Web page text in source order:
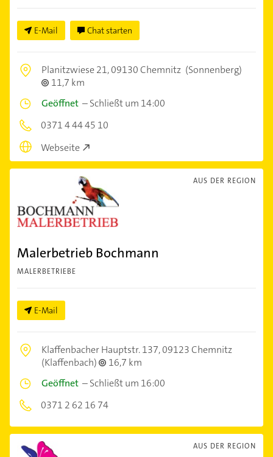
E-Mail Chat starten
Planitzwiese 21,09130 Chemnitz (Sonnenberg)
11,7 km
Geöffnet –Schließt um 14:00
0371 4 44 45 10
Webseite
AUS DER REGION
Malerbetrieb Bochmann
MALERBETRIEBE
E-Mail
Klaffenbacher Hauptstr. 137,09123 Chemnitz
(Klaffenbach)
16,7 km
Geöffnet –Schließt um 16:00
0371 2 62 16 74
AUS DER REGION